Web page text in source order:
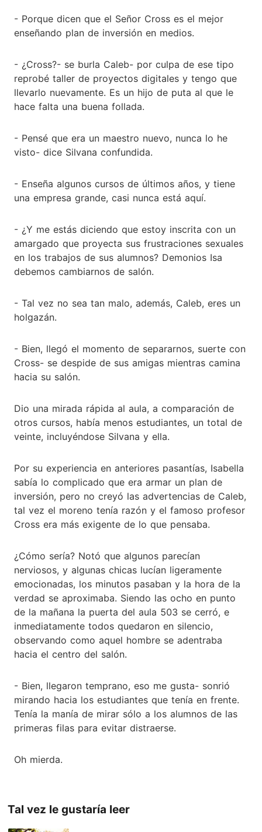
- Porque dicen que el Señor Cross es el mejor
enseñando plan de inversión en medios.
- ¿Cross?- se burla Caleb- por culpa de ese tipo
reprobé taller de proyectos digitales y tengo que
llevarlo nuevamente. Es un hijo de puta al que le
hace falta una buena follada.
- Pensé que era un maestro nuevo, nunca lo he
visto- dice Silvana confundida.
- Enseña algunos cursos de últimos años, y tiene
una empresa grande, casi nunca está aquí.
- ¿Y me estás diciendo que estoy inscrita con un
amargado que proyecta sus frustraciones sexuales
en los trabajos de sus alumnos? Demonios Isa
debemos cambiarnos de salón.
- Tal vez no sea tan malo, además, Caleb, eres un
holgazán.
- Bien, llegó el momento de separarnos, suerte con
Cross- se despide de sus amigas mientras camina
hacia su salón.
Dio una mirada rápida al aula, a comparación de
otros cursos, había menos estudiantes, un total de
veinte, incluyéndose Silvana y ella.
Por su experiencia en anteriores pasantías, Isabella
sabía lo complicado que era armar un plan de
inversión, pero no creyó las advertencias de Caleb,
tal vez el moreno tenía razón y el famoso profesor
Cross era más exigente de lo que pensaba.
¿Cómo sería? Notó que algunos parecían
nerviosos, y algunas chicas lucían ligeramente
emocionadas, los minutos pasaban y la hora de la
verdad se aproximaba. Siendo las ocho en punto
de la mañana la puerta del aula 503 se cerró, e
inmediatamente todos quedaron en silencio,
observando como aquel hombre se adentraba
hacia el centro del salón.
- Bien, llegaron temprano, eso me gusta- sonrió
mirando hacia los estudiantes que tenía en frente.
Tenía la manía de mirar sólo a los alumnos de las
primeras filas para evitar distraerse.
Oh mierda.
Tal vez le gustaría leer